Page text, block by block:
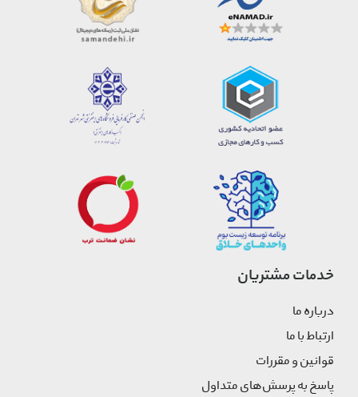
خدمات مشتریان
درباره ما
ارتباط با ما
قوانین و مقررات
پاسخ به پرسش‌های متداول